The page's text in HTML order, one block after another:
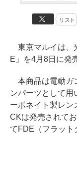
リスト
東京マルイは、
E」を4月8日に発
本商品は電動ガ
ンパーツとして用
ーボネイト製レン
CKは発売されて
てFDE（フラット